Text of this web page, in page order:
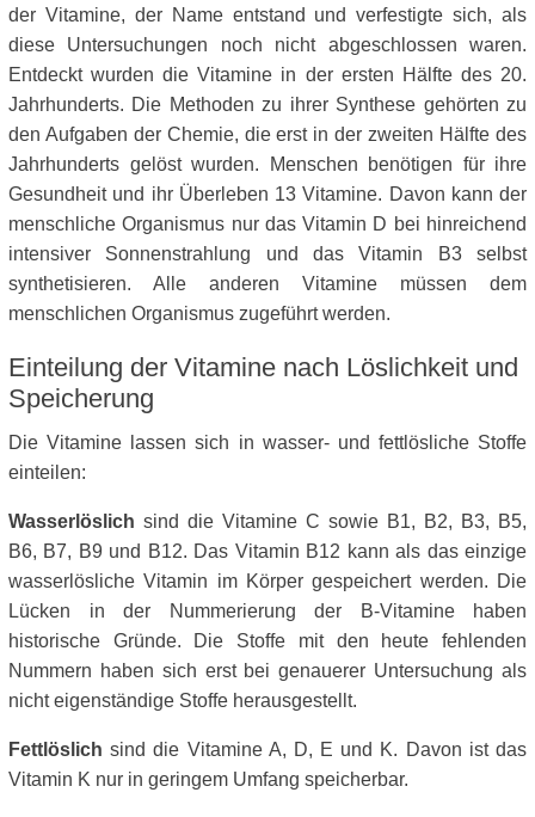
der Vitamine, der Name entstand und verfestigte sich, als
diese Untersuchungen noch nicht abgeschlossen waren.
Entdeckt wurden die Vitamine in der ersten Hälfte des 20.
Jahrhunderts. Die Methoden zu ihrer Synthese gehörten zu
den Aufgaben der Chemie, die erst in der zweiten Hälfte des
Jahrhunderts gelöst wurden. Menschen benötigen für ihre
Gesundheit und ihr Überleben 13 Vitamine. Davon kann der
menschliche Organismus nur das Vitamin D bei hinreichend
intensiver Sonnenstrahlung und das Vitamin B3 selbst
synthetisieren. Alle anderen Vitamine müssen dem
menschlichen Organismus zugeführt werden.
Einteilung der Vitamine nach Löslichkeit und
Speicherung
Die Vitamine lassen sich in wasser- und fettlösliche Stoffe
einteilen:
Wasserlöslich sind die Vitamine C sowie B1, B2, B3, B5,
B6, B7, B9 und B12. Das Vitamin B12 kann als das einzige
wasserlösliche Vitamin im Körper gespeichert werden. Die
Lücken in der Nummerierung der B-Vitamine haben
historische Gründe. Die Stoffe mit den heute fehlenden
Nummern haben sich erst bei genauerer Untersuchung als
nicht eigenständige Stoffe herausgestellt.
Fettlöslich sind die Vitamine A, D, E und K. Davon ist das
Vitamin K nur in geringem Umfang speicherbar.